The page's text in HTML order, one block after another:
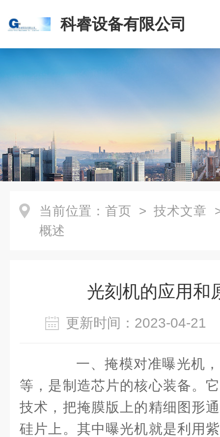
科睿设备有限公司
当前位置： 首页 > 技术文章
概述
光刻机的应用和
更新时间：2023-04-
一、掩模对准曝光机，
等，是制造芯片的核心装备。
技术，把掩膜版上的精细图形
硅片上。其中曝光机就是利用